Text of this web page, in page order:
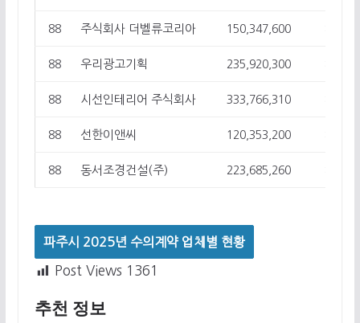
88 주식회사 더벨류코리아 150,347,600
88 우리광고기획 235,920,300
88 시선인테리어 주식회사 333,766,310
88 선한이앤씨 120,353,200
88 동서조경건설(주) 223,685,260
파주시 2025년 수의계약 업체별 현황
Post Views 1361
추천 정보